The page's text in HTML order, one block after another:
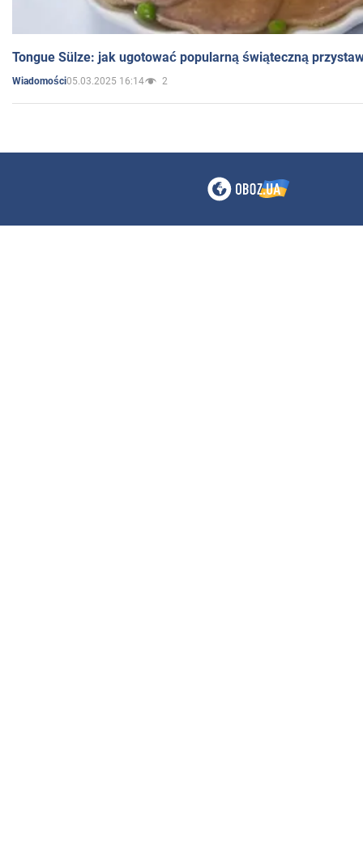
Tongue Sülze: jak ugotować popularną świąteczną
Wiadomości05.03.2025 16:14 2